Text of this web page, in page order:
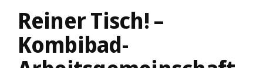
Reiner Tisch! –
Kombibad-